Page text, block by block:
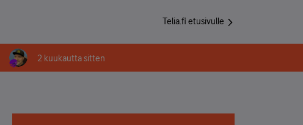
Telia.fi etusivulle
2 kuukautta sitten